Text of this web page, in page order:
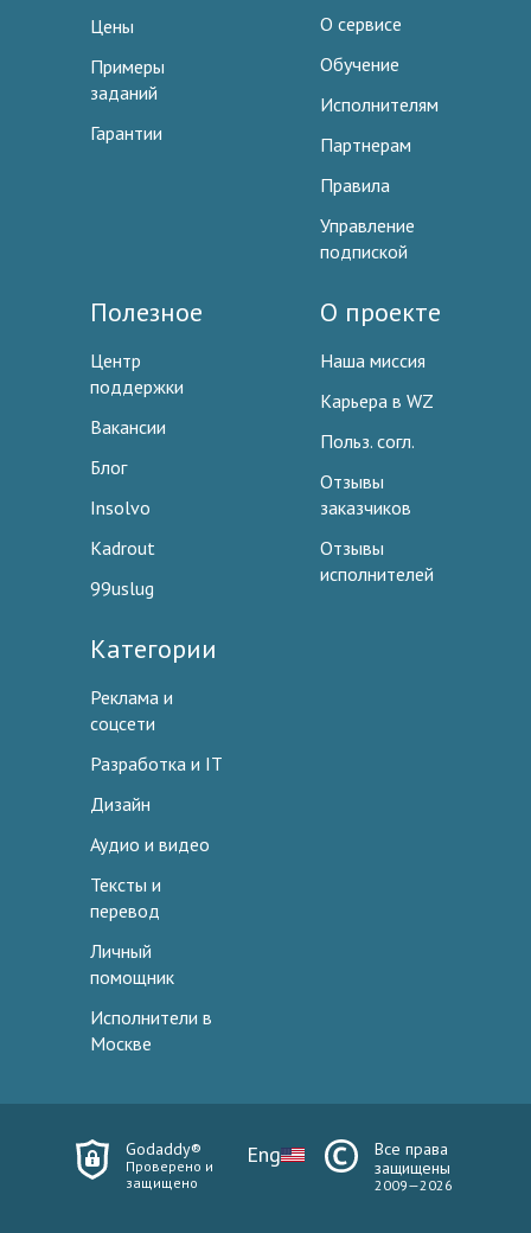
Цены
Примеры
заданий
Гарантии
О сервисе
Обучение
Исполнителям
Партнерам
Правила
Управление
подпиской
Полезное
Центр
поддержки
Вакансии
Блог
Insolvo
Kadrout
99uslug
О проекте
Наша миссия
Карьера в WZ
Польз. согл.
Отзывы
заказчиков
Отзывы
исполнителей
Категории
Реклама и
соцсети
Разработка и IT
Дизайн
Аудио и видео
Тексты и
перевод
Личный
помощник
Исполнители в
Москве
Godaddy®
Проверено и
защищено
Eng
Все права
защищены
2009—2026